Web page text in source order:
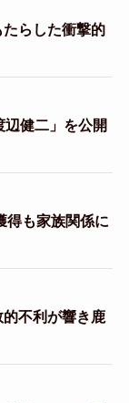
らした衝撃的
健二」を公開
得も家族関係に
不利が響き鹿